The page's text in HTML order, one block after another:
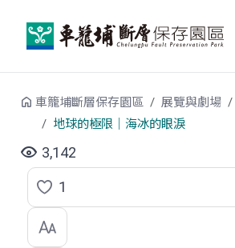
車籠埔斷層保存園區 展覽與劇場
地球的極限｜海冰的眼淚
3,142
點
選
1